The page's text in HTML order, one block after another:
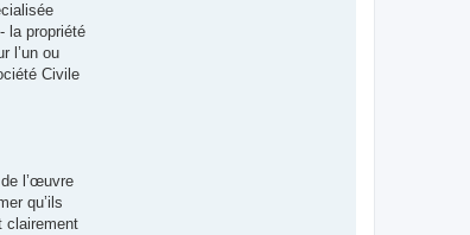
la propriété
l’un ou
Civile
l’œuvre
qu’ils
clairement